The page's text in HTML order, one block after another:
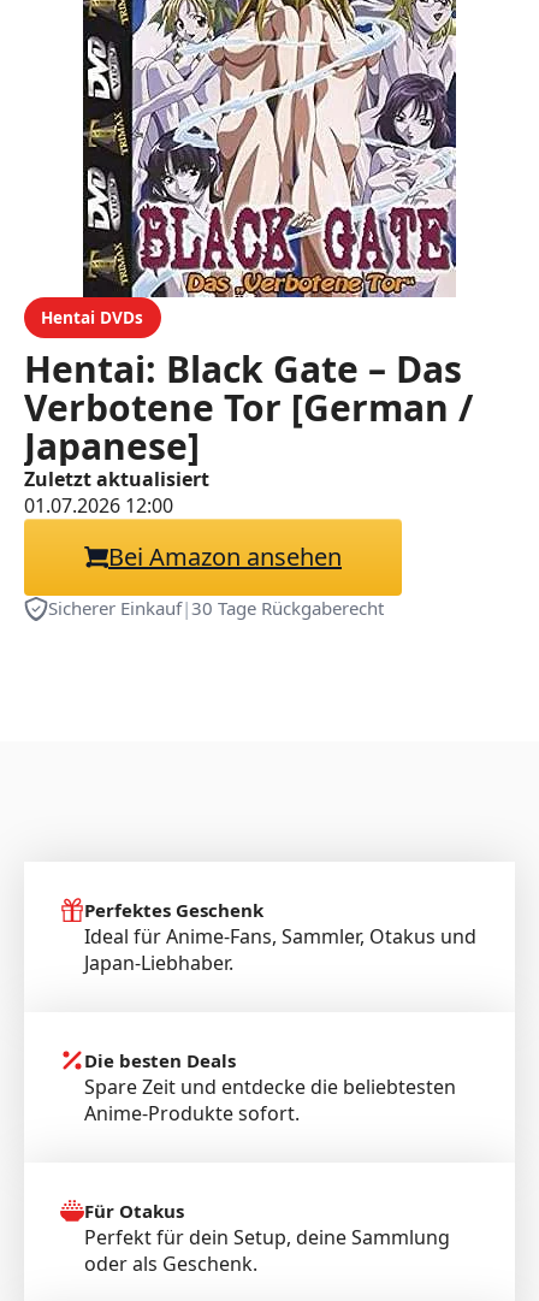
Hentai DVDs
Hentai: Black Gate – Das
Verbotene Tor [German /
Japanese]
Zuletzt aktualisiert
01.07.2026 12:00
Bei Amazon ansehen
Sicherer Einkauf|30 Tage Rückgaberecht
Perfektes Geschenk
Ideal für Anime-Fans, Sammler, Otakus und
Japan-Liebhaber.
Die besten Deals
Spare Zeit und entdecke die beliebtesten
Anime-Produkte sofort.
Für Otakus
Perfekt für dein Setup, deine Sammlung
oder als Geschenk.